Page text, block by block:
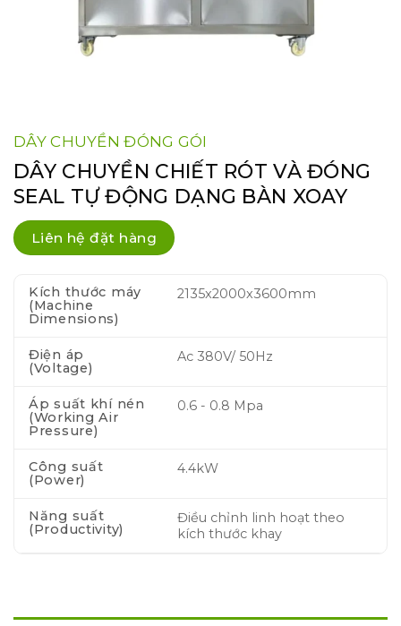
DÂY CHUYỀN ĐÓNG GÓI
DÂY CHUYỀN CHIẾT RÓT VÀ ĐÓNG
SEAL TỰ ĐỘNG DẠNG BÀN XOAY
Liên hệ đặt hàng
Kích thước máy
(Machine
Dimensions)
2135x2000x3600mm
Điện áp
(Voltage)
Ac 380V/ 50Hz
Áp suất khí nén
(Working Air
Pressure)
0.6 - 0.8 Mpa
Công suất
(Power)
4.4kW
Năng suất
(Productivity)
Điều chỉnh linh hoạt theo
kích thước khay